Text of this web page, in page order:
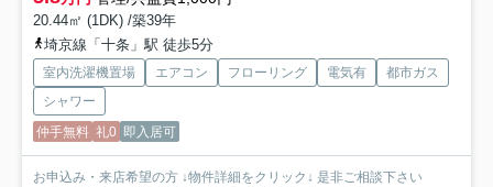
20.44㎡ (1DK) /築39年
埼京線「十条」駅 徒歩5分
室内洗濯機置場 エアコン フローリング 電気有
都市ガス
シャワー
仲手無料 礼0 即入居可
お申込み・来店希望の方 ↓物件詳細をクリック↓ 是非ご相談下さい